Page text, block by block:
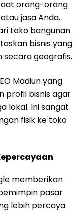
orang-orang
jasa Anda.
toko bangunan
bisnis yang
secara geografis.
Madiun yang
profil bisnis agar
lokal. Ini sangat
fisik ke toko
memberikan
pasar
lebih percaya